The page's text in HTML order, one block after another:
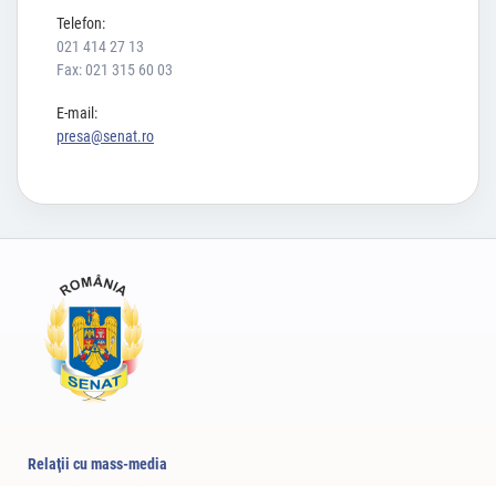
Telefon:
021 414 27 13
Fax: 021 315 60 03
E-mail:
presa@senat.ro
Relaţii cu mass-media